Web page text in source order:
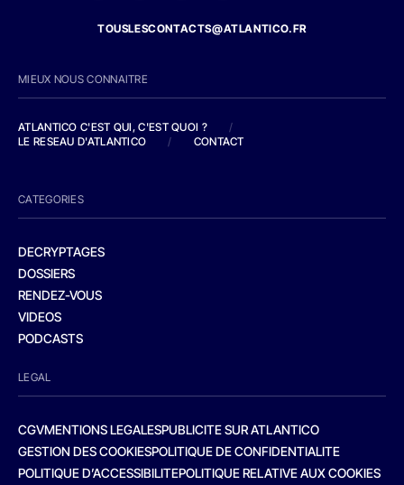
TOUSLESCONTACTS@ATLANTICO.FR
MIEUX NOUS CONNAITRE
ATLANTICO C'EST QUI, C'EST QUOI ?
/
LE RESEAU D'ATLANTICO
/ CONTACT
CATEGORIES
DECRYPTAGES
DOSSIERS
RENDEZ-VOUS
VIDEOS
PODCASTS
LEGAL
CGVMENTIONS LEGALESPUBLICITE SUR ATLANTICO
GESTION DES COOKIESPOLITIQUE DE CONFIDENTIALITE
POLITIQUE D’ACCESSIBILITEPOLITIQUE RELATIVE AUX COOKIES